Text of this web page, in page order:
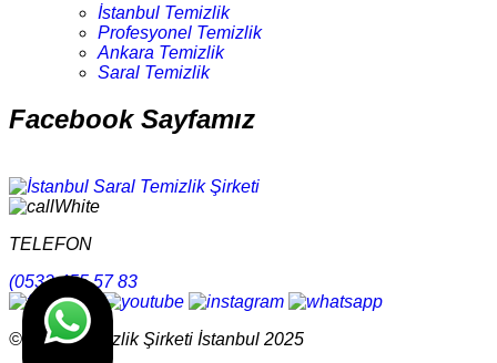
İstanbul Temizlik
Profesyonel Temizlik
Ankara Temizlik
Saral Temizlik
Facebook Sayfamız
TELEFON
(0532 455 57 83
© Saral Temizlik Şirketi İstanbul 2025